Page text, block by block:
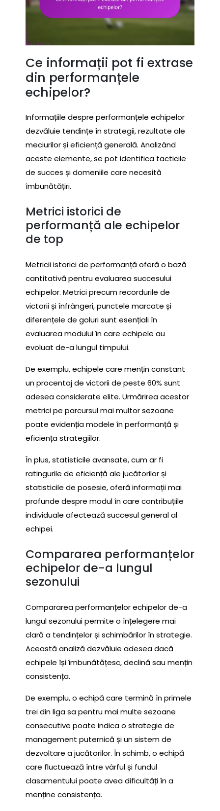
Ce informații pot fi extrase
din performanțele
echipelor?
Informațiile despre performanțele echipelor
dezvăluie tendințe în strategii, rezultate ale
meciurilor și eficiență generală. Analizând
aceste elemente, se pot identifica tacticile
de succes și domeniile care necesită
îmbunătățiri.
Metrici istorici de
performanță ale echipelor
de top
Metricii istorici de performanță oferă o bază
cantitativă pentru evaluarea succesului
echipelor. Metrici precum recordurile de
victorii și înfrângeri, punctele marcate și
diferențele de goluri sunt esențiali în
evaluarea modului în care echipele au
evoluat de-a lungul timpului.
De exemplu, echipele care mențin constant
un procentaj de victorii de peste 60% sunt
adesea considerate elite. Urmărirea acestor
metrici pe parcursul mai multor sezoane
poate evidenția modele în performanță și
eficiența strategiilor.
În plus, statisticile avansate, cum ar fi
ratingurile de eficiență ale jucătorilor și
statisticile de posesie, oferă informații mai
profunde despre modul în care contribuțiile
individuale afectează succesul general al
echipei.
Compararea performanțelor
echipelor de-a lungul
sezonului
Compararea performanțelor echipelor de-a
lungul sezonului permite o înțelegere mai
clară a tendințelor și schimbărilor în strategie.
Această analiză dezvăluie adesea dacă
echipele își îmbunătățesc, declină sau mențin
consistența.
De exemplu, o echipă care termină în primele
trei din liga sa pentru mai multe sezoane
consecutive poate indica o strategie de
management puternică și un sistem de
dezvoltare a jucătorilor. În schimb, o echipă
care fluctuează între vârful și fundul
clasamentului poate avea dificultăți în a
menține consistența.